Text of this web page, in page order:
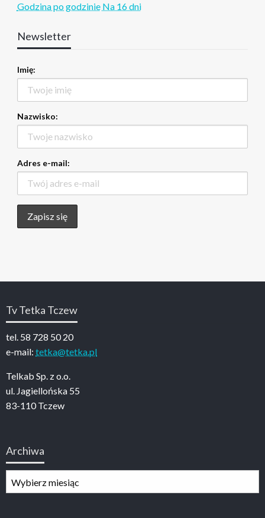
Godzina po godzinie Na 16 dni
Newsletter
Imię:
Nazwisko:
Adres e-mail:
Tv Tetka Tczew
tel. 58 728 50 20
e-mail: tetka@tetka.pl
Telkab Sp. z o.o.
ul. Jagiellońska 55
83-110 Tczew
Archiwa